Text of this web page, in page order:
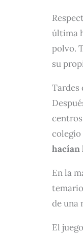
última
polvo.
su
Tardes
colegio
hacían
En la
de una
El